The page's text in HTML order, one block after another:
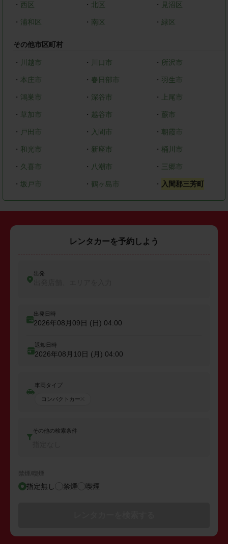
・ 西区 ・ 北区 ・ 見沼区
・ 浦和区 ・ 南区 ・ 緑区
その他市区町村
・ 川越市 ・ 川口市 ・ 所沢市
・ 本庄市 ・ 春日部市 ・羽生市
・ 鴻巣市 ・ 深谷市 ・ 上尾市
・ 草加市 ・ 越谷市 ・ 蕨市
・ 戸田市 ・ 入間市 ・ 朝霞市
・ 和光市 ・ 新座市 ・ 桶川市
・ 久喜市 ・ 八潮市 ・ 三郷市
・ 坂戸市 ・ 鶴ヶ島市 ・ 入間郡三芳町
レンタカーを予約しよう
出発
出発日時
2026年08月09日 (日) 04:00
返却日時
2026年08月10日 (月) 04:00
車両タイプ
コンパクトカー
その他の検索条件
禁煙/喫煙
指定無し 禁煙 喫煙